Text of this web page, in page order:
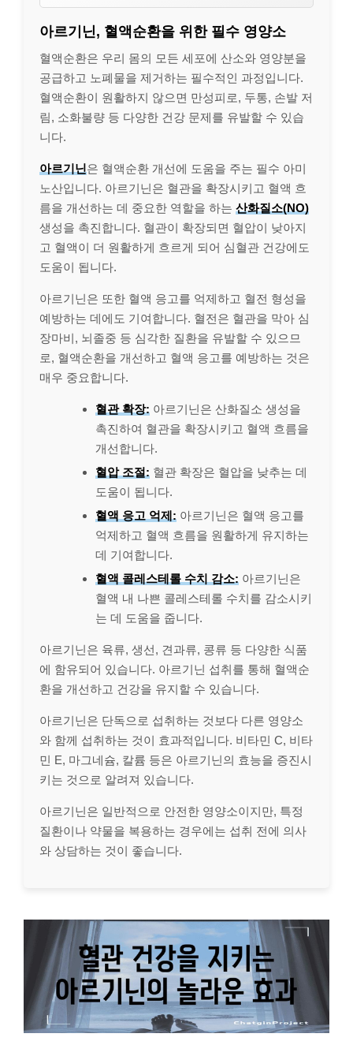
아르기닌, 혈액순환을 위한 필수 영양소
혈액순환은 우리 몸의 모든 세포에 산소와 영양분을
공급하고 노폐물을 제거하는 필수적인 과정입니다.
혈액순환이 원활하지 않으면 만성피로, 두통, 손발 저
림, 소화불량 등 다양한 건강 문제를 유발할 수 있습
니다.
아르기닌은 혈액순환 개선에 도움을 주는 필수 아미
노산입니다. 아르기닌은 혈관을 확장시키고 혈액 흐
름을 개선하는 데 중요한 역할을 하는 산화질소(NO)
생성을 촉진합니다. 혈관이 확장되면 혈압이 낮아지
고 혈액이 더 원활하게 흐르게 되어 심혈관 건강에도
도움이 됩니다.
아르기닌은 또한 혈액 응고를 억제하고 혈전 형성을
예방하는 데에도 기여합니다. 혈전은 혈관을 막아 심
장마비, 뇌졸중 등 심각한 질환을 유발할 수 있으므
로, 혈액순환을 개선하고 혈액 응고를 예방하는 것은
매우 중요합니다.
혈관 확장: 아르기닌은 산화질소 생성을
촉진하여 혈관을 확장시키고 혈액 흐름을
개선합니다.
혈압 조절: 혈관 확장은 혈압을 낮추는 데
도움이 됩니다.
혈액 응고 억제: 아르기닌은 혈액 응고를
억제하고 혈액 흐름을 원활하게 유지하는
데 기여합니다.
혈액 콜레스테롤 수치 감소: 아르기닌은
혈액 내 나쁜 콜레스테롤 수치를 감소시키
는 데 도움을 줍니다.
아르기닌은 육류, 생선, 견과류, 콩류 등 다양한 식품
에 함유되어 있습니다. 아르기닌 섭취를 통해 혈액순
환을 개선하고 건강을 유지할 수 있습니다.
아르기닌은 단독으로 섭취하는 것보다 다른 영양소
와 함께 섭취하는 것이 효과적입니다. 비타민 C, 비타
민 E, 마그네슘, 칼륨 등은 아르기닌의 효능을 증진시
키는 것으로 알려져 있습니다.
아르기닌은 일반적으로 안전한 영양소이지만, 특정
질환이나 약물을 복용하는 경우에는 섭취 전에 의사
와 상담하는 것이 좋습니다.